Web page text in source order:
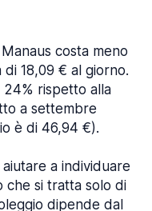
costa meno
18,09 € al giorno.
rispetto alla
a settembre
è di 46,94 €).
a individuare
che si tratta solo di
dipende dal